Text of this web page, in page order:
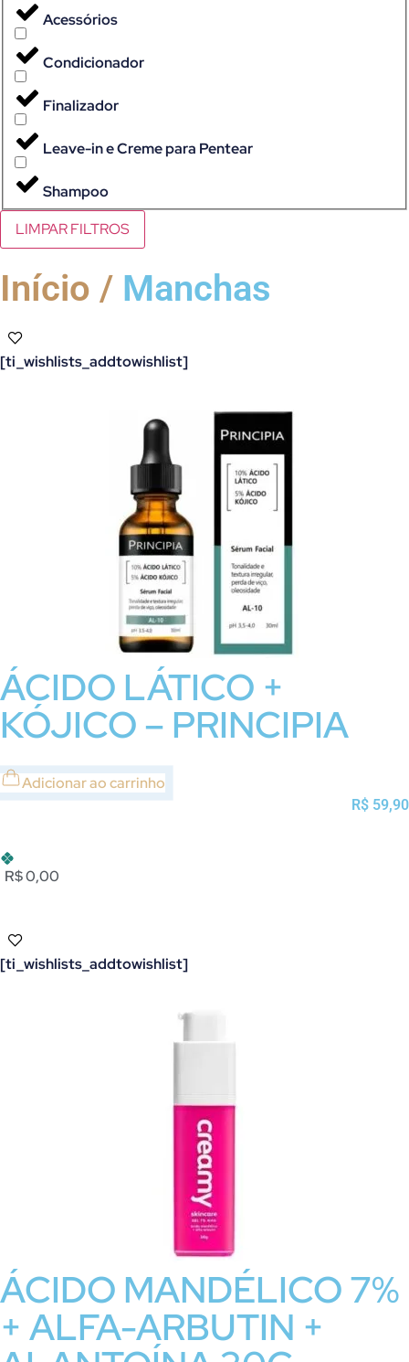
Acessórios
Condicionador
Finalizador
Leave-in e Creme para Pentear
Shampoo
LIMPAR FILTROS
Início / Manchas
[ti_wishlists_addtowishlist]
ÁCIDO LÁTICO +
KÓJICO – PRINCIPIA
Adicionar ao carrinho
R$ 59,90
R$ 0,00
[ti_wishlists_addtowishlist]
ÁCIDO MANDÉLICO 7%
+ ALFA-ARBUTIN +